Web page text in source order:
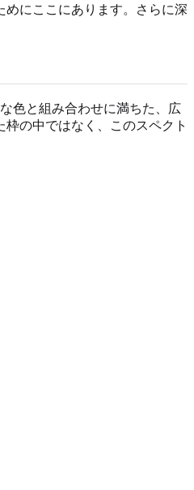
にここにあります。さらに深
色と組み合わせに満ちた、広
の中ではなく、このスペクト